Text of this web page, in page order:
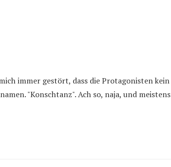
immer gestört, dass die Protagonisten kein
"Konschtanz". Ach so, naja, und meistens